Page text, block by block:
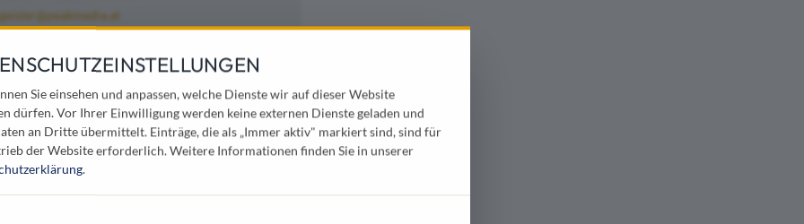
wir von Peakmedia, als Spezialisten für die
auf 15 Quadratmetern in sieben
wie stylische Stelen im
wird zur Spielwiese von Kommunen.
Sie einsehen und anpassen, welche Dienste wir auf dieser Website
dürfen. Vor Ihrer Einwilligung werden keine externen Dienste geladen und
an Dritte übermittelt. Einträge, die als „Immer aktiv" markiert sind, sind für
der Website erforderlich.Weitere Informationen finden Sie in unserer
.